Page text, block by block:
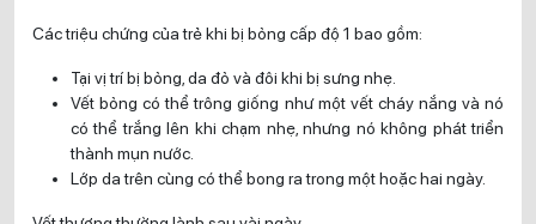
Các triệu chứng của trẻ khi bị bỏng cấp độ 1 bao gồm:
Tại vị trí bị bỏng, da đỏ và đôi khi bị sưng nhẹ.
Vết bỏng có thể trông giống như một vết cháy nắng và nó
có thể trắng lên khi chạm nhẹ, nhưng nó không phát triển
thành mụn nước.
Lớp da trên cùng có thể bong ra trong một hoặc hai ngày.